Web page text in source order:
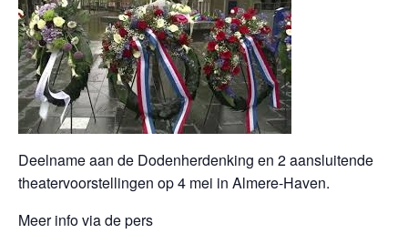
Deelname aan de Dodenherdenking en 2 aansluitende
theatervoorstellingen op 4 mei in Almere-Haven.
Meer info via de pers